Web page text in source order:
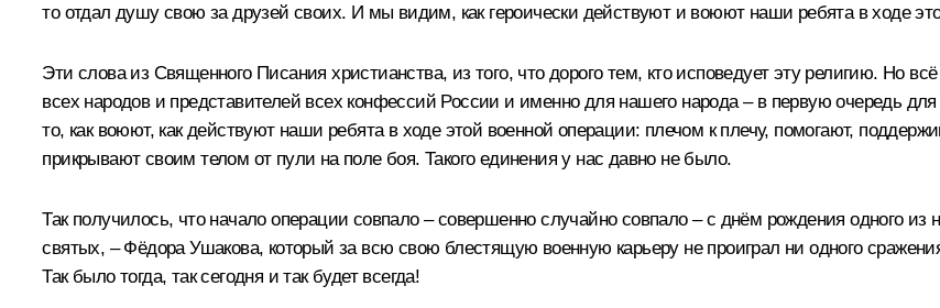
то отдал душу свою за друзей своих. И мы видим, как героически действуют и воюют наши ребята в ходе
Эти слова из Священного Писания христианства, из того, что дорого тем, кто исповедует эту религию. Но
всех народов и представителей всех конфессий России и именно для нашего народа – в первую очередь
то, как воюют, как действуют наши ребята в ходе этой военной операции: плечом к плечу, помогают,
прикрывают своим телом от пули на поле боя. Такого единения у нас давно не было.
Так получилось, что начало операции совпало – совершенно случайно совпало – с днём рождения одного
святых, – Фёдора Ушакова, который за всю свою блестящую военную карьеру не проиграл ни одного
Так было тогда, так сегодня и так будет всегда!